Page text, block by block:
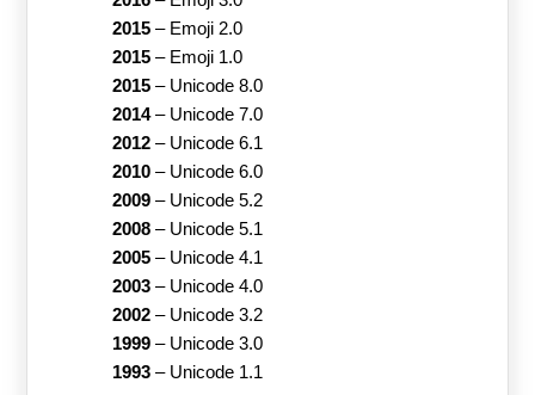
2015– Emoji 2.0
2015– Emoji 1.0
2015– Unicode 8.0
2014– Unicode 7.0
2012– Unicode 6.1
2010– Unicode 6.0
2009– Unicode 5.2
2008– Unicode 5.1
2005– Unicode 4.1
2003– Unicode 4.0
2002– Unicode 3.2
1999– Unicode 3.0
1993– Unicode 1.1